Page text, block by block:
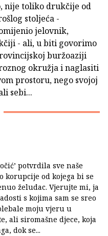
nije toliko drukčije od
stoljeća -
jelovnik,
- ali, u biti govorimo
buržoaziji
okružja i naglasiti
prostoru, nego svojoj
sebi...
potvrdila sve naše
korupcije od kojega bi se
želudac. Vjerujte mi, ja
s kojima sam se sreo
moju vjeru u
ali siromašne djece, koja
dok se...